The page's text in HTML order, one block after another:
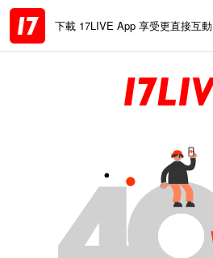
下載 17LIVE App 享受更直接互動